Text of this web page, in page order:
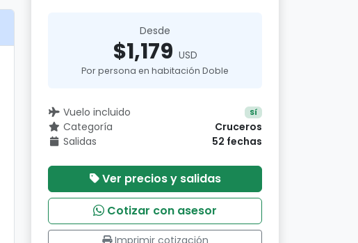
Desde
$1,179 USD
Por persona en habitación Doble
Vuelo incluido Sí
Categoría
Cruceros
Salidas
52 fechas
Ver precios y salidas
Cotizar con asesor
Imprimir cotización